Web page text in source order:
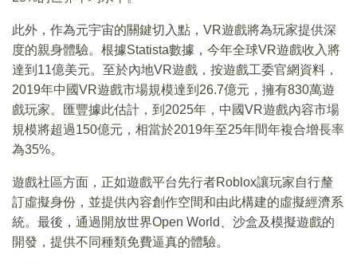
此外，作為元宇宙的關鍵切入點，VR遊戲將為玩家提供深
度的親身體驗。根據Statista數據，今年全球VR遊戲收入將
達到11億美元。至於內地VR遊戲，按遊戲工委官網資料，
2019年中國VR遊戲市場規模達到26.7億元，擁有830萬遊
戲玩家。匯豐據此估計，到2025年，中國VR遊戲內容市場
規模將超過150億元，相當於2019年至25年間年複合增長率
為35%。
遊戲社區方面，正如遊戲平台先行者Roblox讓玩家自行釐
訂虛擬身份，並提供內容創作空間和由此構建的虛擬經濟系
統。最後，通過開放世界Open World、沙盒及模擬遊戲的
開發，提供不同種類免費逼真的體驗。